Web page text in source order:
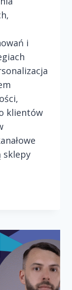
i
klientów
sklepy